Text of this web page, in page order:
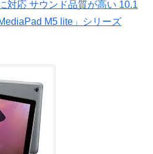
対応 サウンド品質が高い 10.1
M5 lite」シリーズ